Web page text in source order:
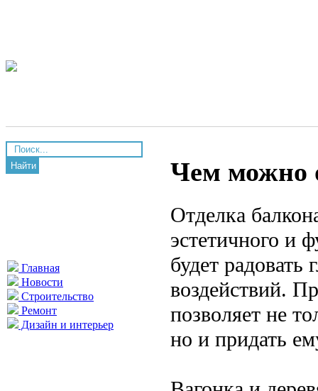
Найти
Главная
Новости
Строительство
Ремонт
Дизайн и интерьер
Чем можно
Отделка
эстетичного и
будет
воздействий.
позволяет не
но и придать